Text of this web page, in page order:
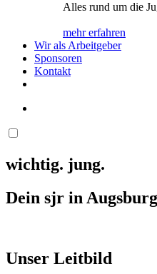
Alles rund um die
mehr erfahren
Wir als Arbeitgeber
Sponsoren
Kontakt
wichtig. jung.
Dein sjr in Augsburg
Unser Leitbild